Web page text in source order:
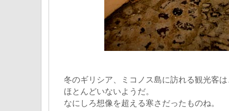
冬のギリシア、ミコノス島に訪れる観光客は
ほとんどいないようだ。
なにしろ想像を超える寒さだったものね。